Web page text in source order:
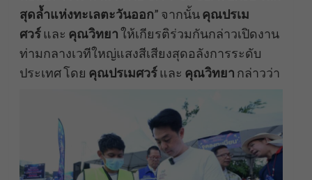
สุดล้ำแห่งทะเลตะวันออก” จากนั้นคุณปรเม
ศวร์และ คุณวิทยาให้เกียรติร่วมกันกล่าวเปิดงาน
ท่ามกลางเวทีใหญ่แสงสีเสียงสุดอลังการระดับ
ประเทศ โดย คุณปรเมศวร์และ คุณวิทยา กล่าวว่า